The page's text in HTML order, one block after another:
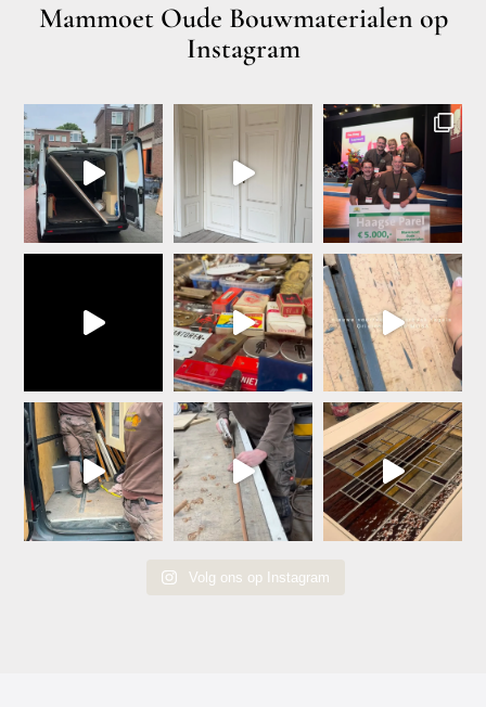
Mammoet Oude Bouwmaterialen op
Instagram
Volg ons op Instagram